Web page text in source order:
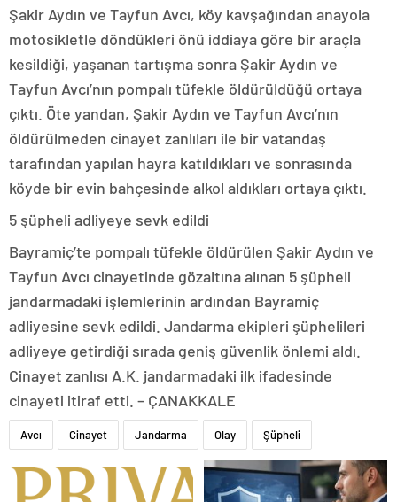
Şakir Aydın ve Tayfun Avcı, köy kavşağından anayola
motosikletle döndükleri önü iddiaya göre bir araçla
kesildiği, yaşanan tartışma sonra Şakir Aydın ve
Tayfun Avcı’nın pompalı tüfekle öldürüldüğü ortaya
çıktı. Öte yandan, Şakir Aydın ve Tayfun Avcı’nın
öldürülmeden cinayet zanlıları ile bir vatandaş
tarafından yapılan hayra katıldıkları ve sonrasında
köyde bir evin bahçesinde alkol aldıkları ortaya çıktı.
5 şüpheli adliyeye sevk edildi
Bayramiç’te pompalı tüfekle öldürülen Şakir Aydın ve
Tayfun Avcı cinayetinde gözaltına alınan 5 şüpheli
jandarmadaki işlemlerinin ardından Bayramiç
adliyesine sevk edildi. Jandarma ekipleri şüphelileri
adliyeye getirdiği sırada geniş güvenlik önlemi aldı.
Cinayet zanlısı A.K. jandarmadaki ilk ifadesinde
cinayeti itiraf etti. – ÇANAKKALE
Avcı Cinayet Jandarma Olay Şüpheli